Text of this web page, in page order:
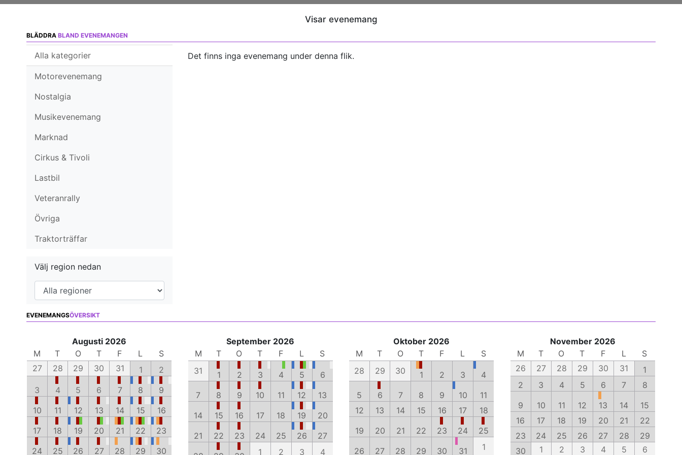
Visar evenemang
BLÄDDRA BLAND EVENEMANGEN
Alla kategorier
Motorevenemang
Nostalgia
Musikevenemang
Marknad
Cirkus & Tivoli
Lastbil
Veteranrally
Övriga
Traktorträffar
Välj region nedan
Det finns inga evenemang under denna flik.
EVENEMANGSÖVERSIKT
Augusti 2026
M
T O T F L
S
27
28 29 30 31 1
2
3
4 5 6 7 8
9
10
11 12 13 14 15
16
17
18 19 20 21 22
23
24
25 26 27 28 29 30
September 2026
M
T O T F L
S
31
1 2 3 4 5
6
7
8 9 10 11 12
13
14
15 16 17 18 19
20
21
22 23 24 25 26
27
1 2 3 4
Oktober 2026
M
T O T F L
S
28
29 30 1 2 3
4
5
6 7 8 9 10
11
12
13 14 15 16 17
18
19
20 21 22 23 24
25
26
27 28 29 30 31 1
November 2026
M
T O T F L
S
26
27 28 29 30 31
1
2
3 4 5 6 7
8
9
10 11 12 13 14
15
16
17 18 19 20 21
22
23
24 25 26 27 28
29
30
1 2 3 4 5 6